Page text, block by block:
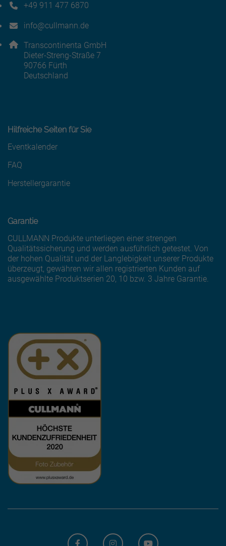
+49 911 477 6870
Telefonnummer: 4 9 9 1 1 4 7 7 6 8 7 0
info@cullmann.de
E-Mail Adresse: info@cullmann.de
Adresse:
Transcontinenta GmbH
Dieter-Streng-Straße 7
90766 , 9 0 7 6 6
Fürth
Deutschland
Hilfreiche Seiten für Sie
Eventkalender
FAQ
Herstellergarantie
Garantie
CULLMANN Produkte unterliegen einer strengen
Qualitätssicherung und werden ausführlich getestet. Von
der hohen Qualität und der Langlebigkeit unserer Produkte
überzeugt, gewähren wir allen registrierten Kunden auf
ausgewählte Produktserien 20, 10 bzw. 3 Jahre Garantie.